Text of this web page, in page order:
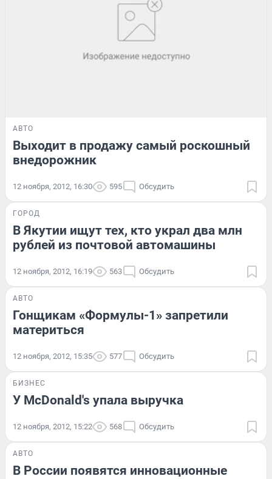
АВТО
Выходит в продажу самый роскошный
внедорожник
12 ноября, 2012, 16:30 595 Обсудить
ГОРОД
В Якутии ищут тех, кто украл два млн
рублей из почтовой автомашины
12 ноября, 2012, 16:19 563 Обсудить
АВТО
Гонщикам «Формулы-1» запретили
материться
12 ноября, 2012, 15:35 577 Обсудить
БИЗНЕС
У McDonald's упала выручка
12 ноября, 2012, 15:22 568 Обсудить
АВТО
В России появятся инновационные